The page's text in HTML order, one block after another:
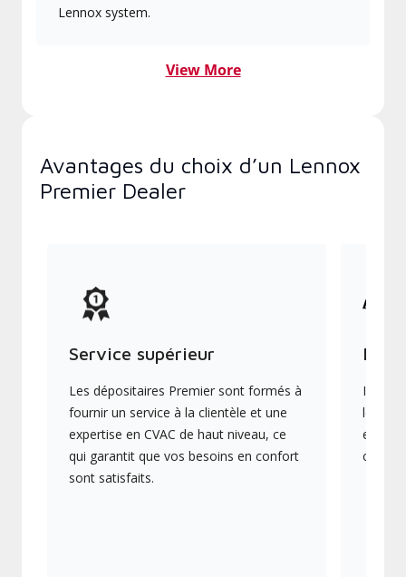
Lennox system.
View More
Avantages du choix d’un Lennox
Premier Dealer
Service supérieur
Les dépositaires Premier sont formés à
fournir un service à la clientèle et une
expertise en CVAC de haut niveau, ce
qui garantit que vos besoins en confort
sont satisfaits.
Ils
les
en